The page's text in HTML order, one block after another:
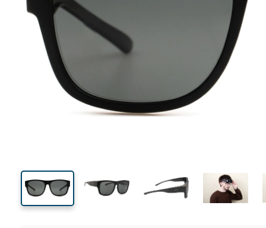
45 mm
Ύψος φακού Μήκος φακού
Μήκος